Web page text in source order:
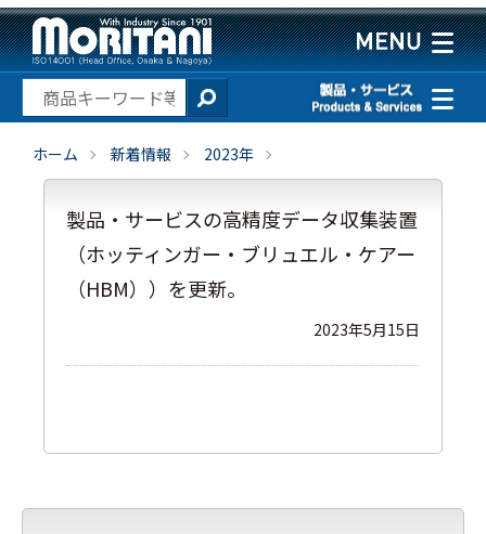
ホーム 新着情報 2023年
製品・サービスの高精度データ収集装置
（ホッティンガー・ブリュエル・ケアー
（HBM））を更新。
2023年5月15日